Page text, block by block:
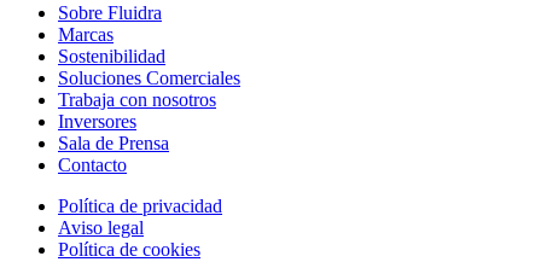
Sobre Fluidra
Marcas
Sostenibilidad
Soluciones Comerciales
Trabaja con nosotros
Inversores
Sala de Prensa
Contacto
Política de privacidad
Aviso legal
Política de cookies